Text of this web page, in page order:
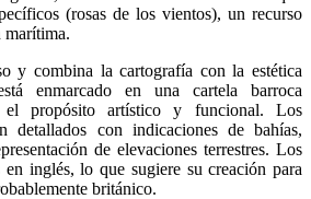
(rosas de los vientos), un recurso
marítima.
y combina la cartografía con la estética
enmarcado en una cartela barroca
el propósito artístico y funcional. Los
detallados con indicaciones de bahías,
de elevaciones terrestres. Los
en inglés, lo que sugiere su creación para
británico.